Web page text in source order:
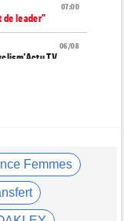
07:00
de leader"
06/08
TV
06/08
allemand
Femmes